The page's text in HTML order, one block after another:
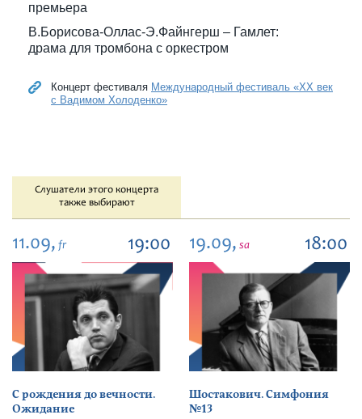
премьера
В.Борисова-Оллас-Э.Файнгерш – Гамлет:
драма для тромбона с оркестром
Концерт фестиваля Международный фестиваль «XX век
с Вадимом Холоденко»
Слушатели этого концерта
также выбирают
11.09, fr 19:00
С рождения до вечности.
Ожидание
19.09, sa 18:00
Шостакович. Симфония
№13